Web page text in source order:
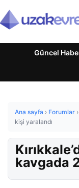
Güncel
Ana sayfa › Forumlar ›
kişi yaralandı
kavgada